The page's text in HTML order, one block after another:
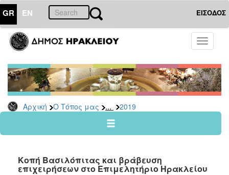
GR EN ΕΙΣΟΔΟΣ
Toggle
Αρχική Ο Τόπος μας ... 2019
ΤΟΠΟΣ
ΜΑΣ
Ανακοινώσεις
Αρχείο
2026
2024
2022
Κοπή Βασιλόπιτας και βράβευση
επιχειρήσεων στο Επιμελητήριο Ηρακλείου